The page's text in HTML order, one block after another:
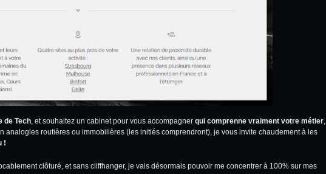
de Tech, et souhaitez un cabinet pour vous accompagner qui comprenne vraiment votre métier,
analogies routières ou immobilières (les initiés comprendront), je vous invite chaudement à les
!
clôturé, et sans cliffhanger, je vais désormais pouvoir me concentrer à 100% sur mes